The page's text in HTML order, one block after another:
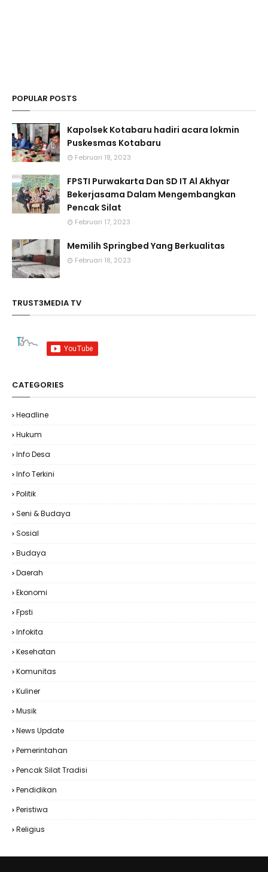
POPULAR POSTS
Kapolsek Kotabaru hadiri acara lokmin
Puskesmas Kotabaru
Februari 18, 2023
FPSTI Purwakarta Dan SD IT Al Akhyar
Bekerjasama Dalam Mengembangkan
Pencak Silat
Februari 17, 2023
Memilih Springbed Yang Berkualitas
Februari 18, 2023
TRUST3MEDIA TV
CATEGORIES
Headline
Hukum
Info Desa
Info Terkini
Politik
Seni & Budaya
Sosial
Budaya
Daerah
Ekonomi
Fpsti
Infokita
Kesehatan
Komunitas
Kuliner
Musik
News Update
Pemerintahan
Pencak Silat Tradisi
Pendidikan
Peristiwa
Religius